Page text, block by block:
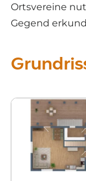
Ortsvereine
Gegend